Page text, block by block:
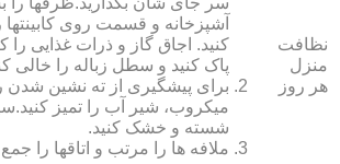
نظافت
منزل
هر روز
آشپزخانه و قسمت روی کابینت‏ها
کنید. اجاق گاز و ذرات غذایی را
پاک کنید و سطل زباله را خالی
برای پیشگیری از ته نشین
میکروب، شیر آب را تمیز
شسته و خشک کنید.
ملافه‏ ها را مرتب و اتاق‏ها را